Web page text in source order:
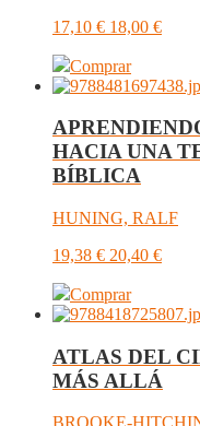
17,10 € 18,00 €
Comprar
HACIA UNA
BÍBLICA
HUNING, RALF
19,38 € 20,40 €
Comprar
ATLAS DEL
MÁS ALLÁ